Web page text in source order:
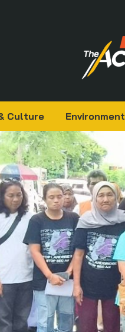
Culture Environment